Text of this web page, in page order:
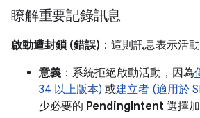
瞭解重要記錄訊息
啟動遭封鎖 (錯誤) ：這則訊息表示活
意義 ：系統拒絕啟動活動，因為
34 以上版本) 或建立者 (適用於
少必要的 PendingIntent 選擇加